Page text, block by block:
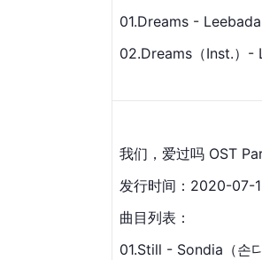
01.Dreams -
02.Dreams（Inst.）-
我们，爱过吗 OST
发行时间：2020-07-
曲目列表：
01.Still - Sondia（손